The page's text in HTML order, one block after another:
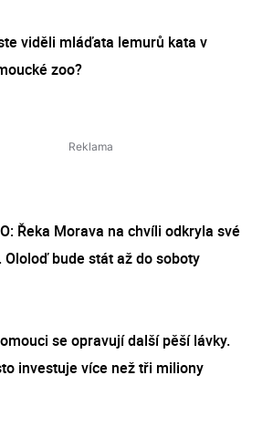
viděli mláďata lemurů kata v
zoo?
Řeka Morava na chvíli odkryla své
Ololoď bude stát až do soboty
se opravují další pěší lávky.
investuje více než tři miliony